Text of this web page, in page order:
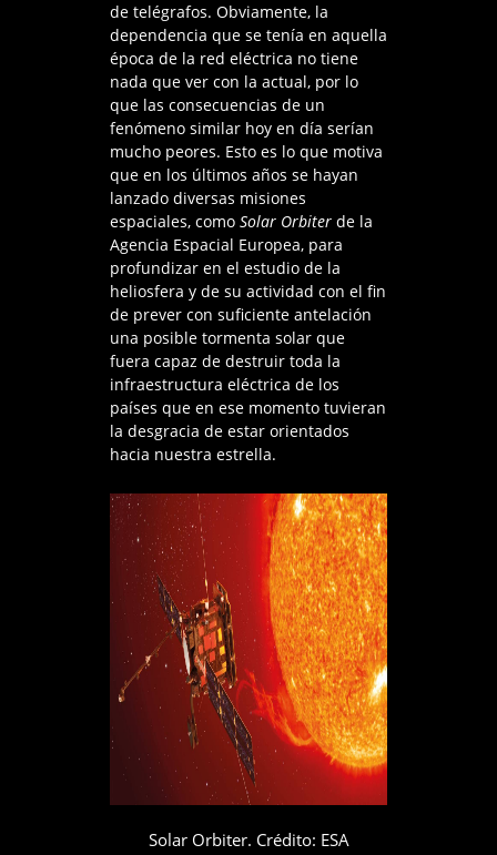
de telégrafos. Obviamente, la
dependencia que se tenía en aquella
época de la red eléctrica no tiene
nada que ver con la actual, por lo
que las consecuencias de un
fenómeno similar hoy en día serían
mucho peores. Esto es lo que motiva
que en los últimos años se hayan
lanzado diversas misiones
espaciales, como Solar Orbiter de la
Agencia Espacial Europea, para
profundizar en el estudio de la
heliosfera y de su actividad con el fin
de prever con suficiente antelación
una posible tormenta solar que
fuera capaz de destruir toda la
infraestructura eléctrica de los
países que en ese momento tuvieran
la desgracia de estar orientados
hacia nuestra estrella.
Solar Orbiter. Crédito: ESA